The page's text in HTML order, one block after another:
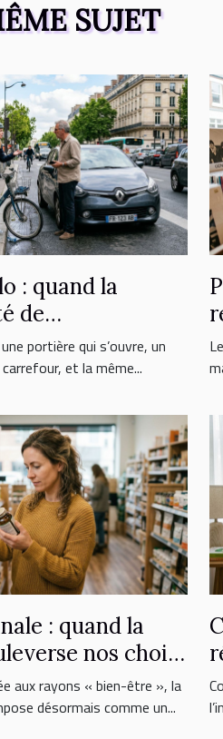
SUJET
: quand la
de
est engagée
portière qui s’ouvre, un
et la même...
: quand la
nos choix
aux rayons « bien-être », la
désormais comme un...